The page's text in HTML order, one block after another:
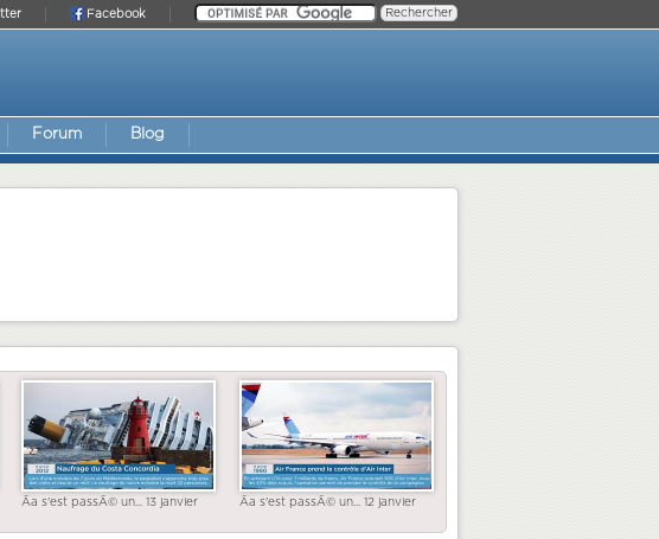
Facebook
Forum Blog
Ãa s'est passÃ© un... 13 janvier Ãa s'est passÃ© un... 12 janvier